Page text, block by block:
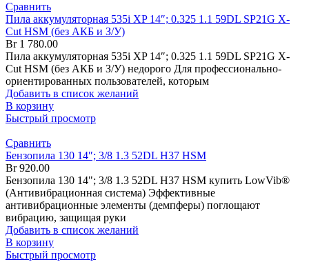
Сравнить
Пила аккумуляторная 535i XP 14″; 0.325 1.1 59DL SP21G X-
Cut HSM (без АКБ и З/У)
Br1 780.00
Пила аккумуляторная 535i XP 14″; 0.325 1.1 59DL SP21G X-
Cut HSM (без АКБ и З/У) недорого Для профессионально-
ориентированных пользователей, которым
Добавить в список желаний
В корзину
Быстрый просмотр
Сравнить
Бензопила 130 14″; 3/8 1.3 52DL H37 HSM
Br920.00
Бензопила 130 14"; 3/8 1.3 52DL H37 HSM купить LowVib®
(Антивибрационная система) Эффективные
антивибрационные элементы (демпферы) поглощают
вибрацию, защищая руки
Добавить в список желаний
В корзину
Быстрый просмотр